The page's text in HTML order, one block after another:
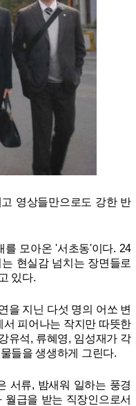
영상들만으로도 강한 반
를 모아온 '서초동'이다. 24
현실감 넘치는 장면들로
있다.
을 지닌 다섯 명의 어쏘 변
피어나는 작지만 따뜻한
유석, 류혜영, 임성재가 각
들을 생생하게 그린다.
서류, 밤새워 일하는 풍경
급을 받는 직장인으로서